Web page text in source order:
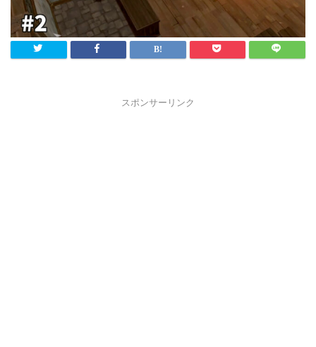
スポンサーリンク